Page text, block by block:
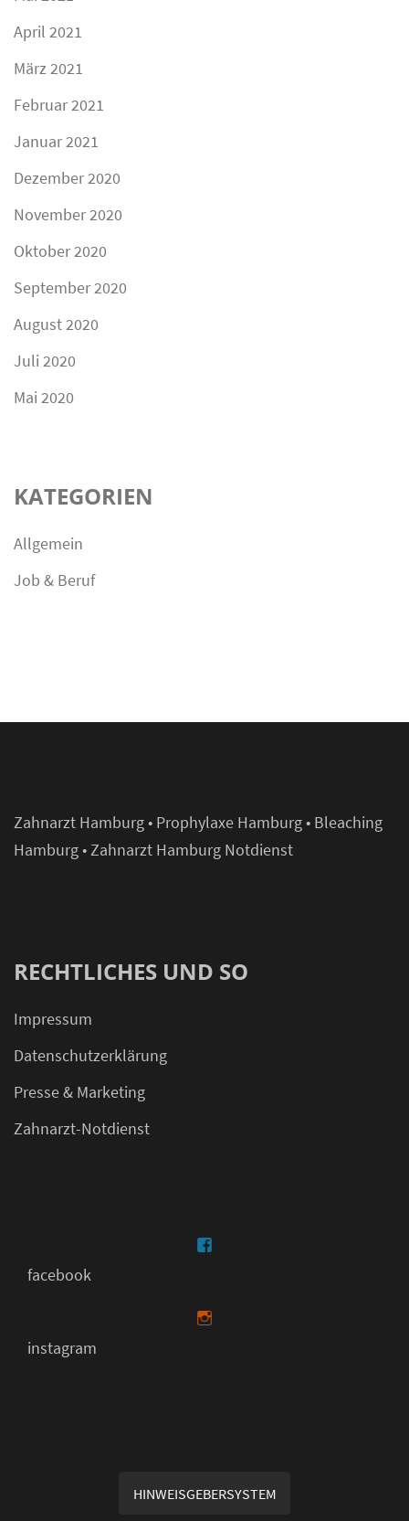
April 2021
März 2021
Februar 2021
Januar 2021
Dezember 2020
November 2020
Oktober 2020
September 2020
August 2020
Juli 2020
Mai 2020
KATEGORIEN
Allgemein
Job & Beruf
Zahnarzt Hamburg• Prophylaxe Hamburg• Bleaching
Hamburg•Zahnarzt Hamburg Notdienst
RECHTLICHES UND SO
Impressum
Datenschutzerklärung
Presse & Marketing
Zahnarzt-Notdienst
facebook
instagram
HINWEISGEBERSYSTEM